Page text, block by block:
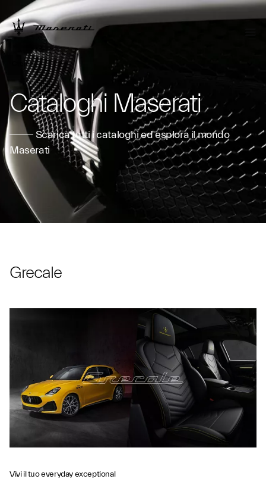
Cronos
Cataloghi Maserati
Scarica tutti i cataloghi ed esplora il mondo
Maserati
Grecale
Vivi il tuo everyday exceptional